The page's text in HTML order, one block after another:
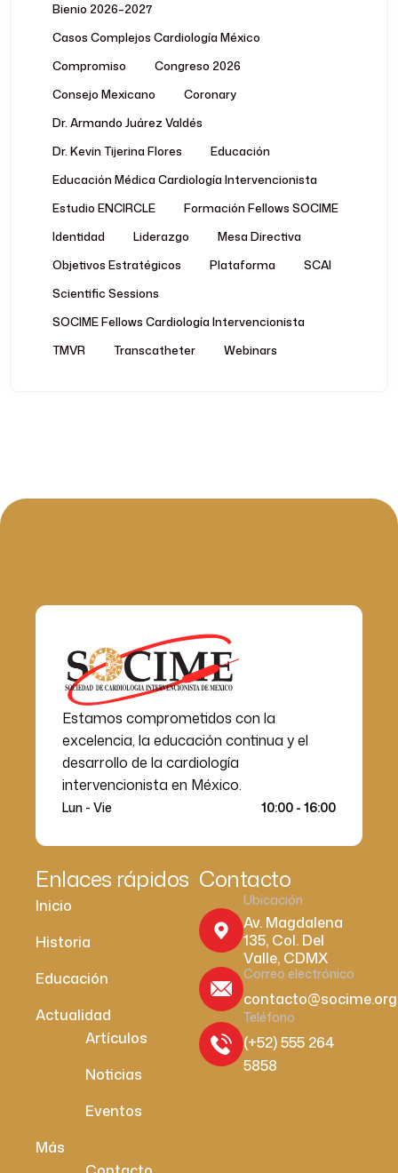
Bienio 2026–2027
Casos Complejos Cardiología México
Compromiso
Congreso 2026
Consejo Mexicano
Coronary
Dr. Armando Juárez Valdés
Dr. Kevin Tijerina Flores
Educación
Educación Médica Cardiología Intervencionista
Estudio ENCIRCLE
Formación Fellows SOCIME
Identidad
Liderazgo
Mesa Directiva
Objetivos Estratégicos
Plataforma
SCAI
Scientific Sessions
SOCIME Fellows Cardiología Intervencionista
TMVR
Transcatheter Webinars
Estamos comprometidos con la
excelencia, la educación continua y el
desarrollo de la cardiología
intervencionista en México.
Lun - Vie 10:00 - 16:00
Enlaces rápidos
Inicio
Historia
Educación
Actualidad
Artículos
Noticias
Eventos
Más
Contacto
Ubicación
Av. Magdalena
135, Col. Del
Valle, CDMX
Correo electrónico
contacto@socime.org
Teléfono
(+52) 555 264
5858